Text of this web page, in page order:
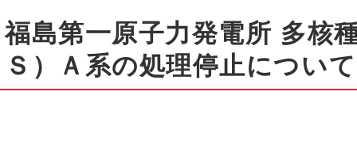
福島第一原子力発電所 多核
Ｓ）Ａ系の処理停止について